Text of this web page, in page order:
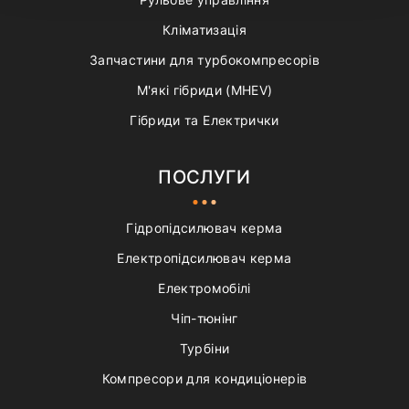
Кліматизація
Запчастини для турбокомпресорів
М'які гібриди (MHEV)
Гібриди та Електрички
ПОСЛУГИ
Гідропідсилювач керма
Електропідсилювач керма
Електромобілі
Чіп-тюнінг
Турбіни
Компресори для кондиціонерів